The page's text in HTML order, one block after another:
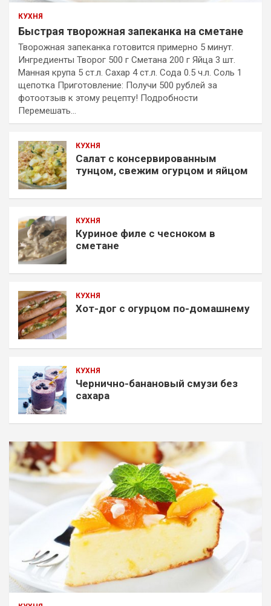
КУХНЯ
Быстрая творожная запеканка на сметане
Творожная запеканка готовится примерно 5 минут.
Ингредиенты Творог 500 г Сметана 200 г Яйца 3 шт.
Манная крупа 5 ст.л. Сахар 4 ст.л. Сода 0.5 ч.л. Соль 1
щепотка Приготовление: Получи 500 рублей за
фотоотзыв к этому рецепту! Подробности
Перемешать…
КУХНЯ
Салат с консервированным
тунцом, свежим огурцом и яйцом
КУХНЯ
Куриное филе с чесноком в
сметане
КУХНЯ
Хот-дог с огурцом по-домашнему
КУХНЯ
Чернично-банановый смузи без
сахара